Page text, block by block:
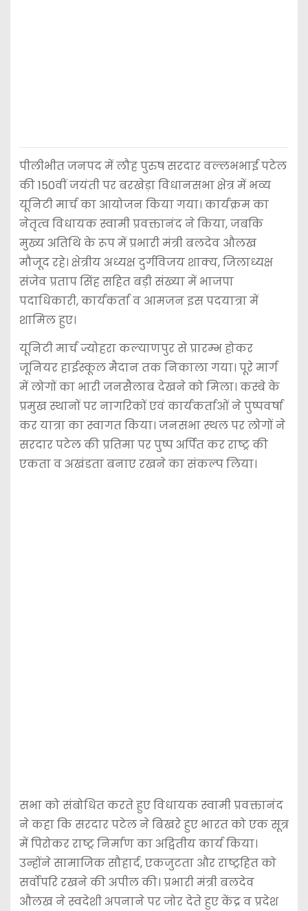
पीलीभीत जनपद में लौह पुरुष सरदार वल्लभभाई पटेल
की 150वीं जयंती पर बरखेड़ा विधानसभा क्षेत्र में भव्य
यूनिटी मार्च का आयोजन किया गया। कार्यक्रम का
नेतृत्व विधायक स्वामी प्रवक्तानंद ने किया, जबकि
मुख्य अतिथि के रूप में प्रभारी मंत्री बलदेव औलख
मौजूद रहे। क्षेत्रीय अध्यक्ष दुर्गविजय शाक्य, जिलाध्यक्ष
संजेव प्रताप सिंह सहित बड़ी संख्या में भाजपा
पदाधिकारी, कार्यकर्ता व आमजन इस पदयात्रा में
शामिल हुए।
यूनिटी मार्च ज्योहरा कल्याणपुर से प्रारम्भ होकर
जूनियर हाईस्कूल मैदान तक निकाला गया। पूरे मार्ग
में लोगों का भारी जनसैलाब देखने को मिला। कस्बे के
प्रमुख स्थानों पर नागरिकों एवं कार्यकर्ताओं ने पुष्पवर्षा
कर यात्रा का स्वागत किया। जनसभा स्थल पर लोगों ने
सरदार पटेल की प्रतिमा पर पुष्प अर्पित कर राष्ट्र की
एकता व अखंडता बनाए रखने का संकल्प लिया।
सभा को संबोधित करते हुए विधायक स्वामी प्रवक्तानंद
ने कहा कि सरदार पटेल ने बिखरे हुए भारत को एक सूत्र
में पिरोकर राष्ट्र निर्माण का अद्वितीय कार्य किया।
उन्होंने सामाजिक सौहार्द, एकजुटता और राष्ट्रहित को
सर्वोपरि रखने की अपील की। प्रभारी मंत्री बलदेव
औलख ने स्वदेशी अपनाने पर जोर देते हुए केंद्र व प्रदेश